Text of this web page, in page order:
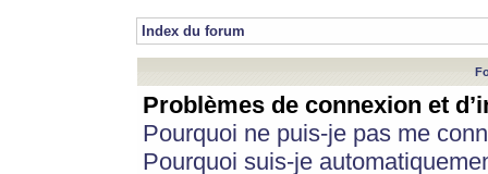
Index du forum
Problèmes de connexion et
Pourquoi ne puis-je pas me
Pourquoi suis-je